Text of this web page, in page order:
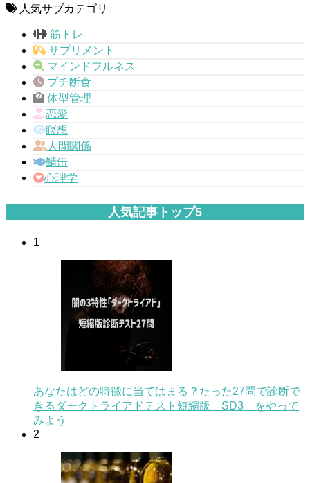
人気サブカテゴリ
筋トレ
サプリメント
マインドフルネス
プチ断食
体型管理
恋愛
瞑想
人間関係
鯖缶
心理学
人気記事トップ5
1
あなたはどの特徴に当てはまる？たった27問で診断で
きるダークトライアドテスト短縮版「SD3」をやって
みよう
2